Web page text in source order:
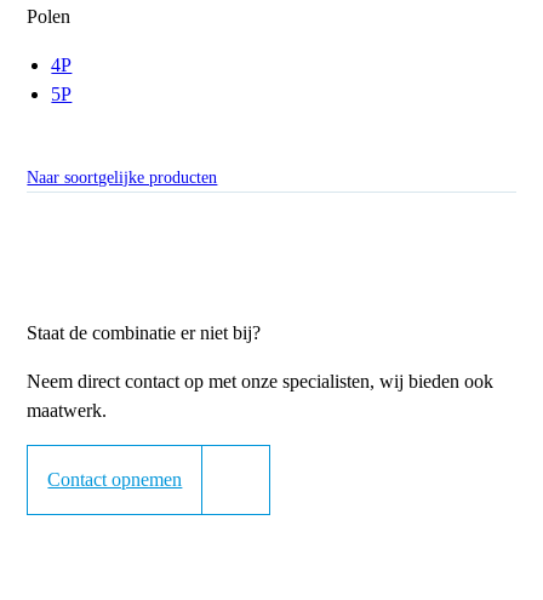
Polen
4P
5P
Naar soortgelijke producten
Staat de combinatie er niet bij?
Neem direct contact op met onze specialisten, wij bieden ook
maatwerk.
Contact opnemen